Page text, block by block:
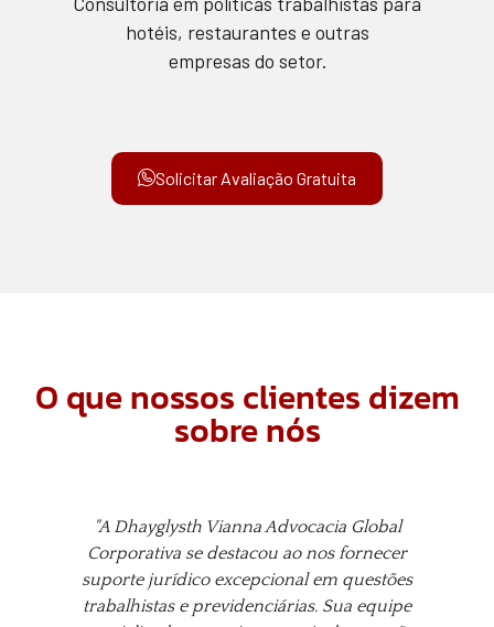
hotéis, restaurantes e outras
empresas do setor.
Solicitar Avaliação Gratuita
O que nossos clientes dizem
sobre nós
"A Dhayglysth Vianna Advocacia Global
Corporativa se destacou ao nos fornecer
suporte jurídico excepcional em questões
trabalhistas e previdenciárias. Sua equipe